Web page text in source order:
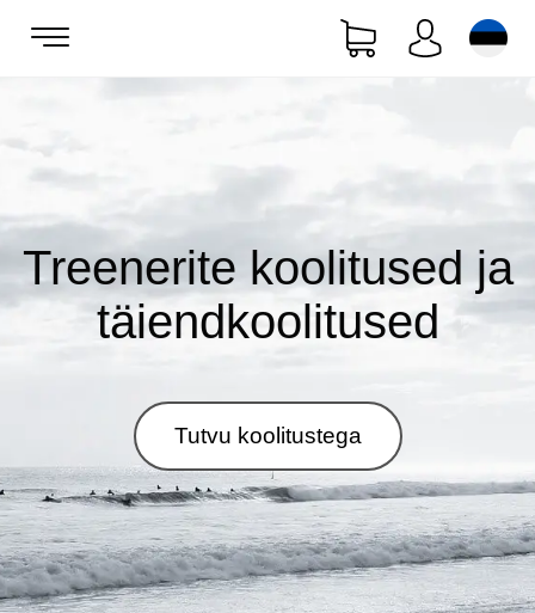
Treenerite koolitused ja
täiendkoolitused
Tutvu koolitustega